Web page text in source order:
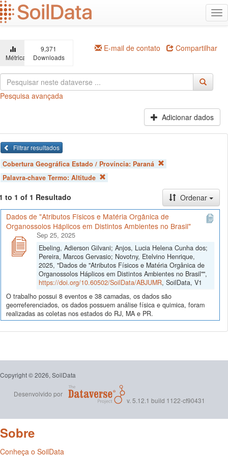
Ir
para
o
principal
Métricas
9,371
Downloads
E-mail de contato Compartilhar
Pesquisa avançada
Adicionar dados
Filtrar resultados
Cobertura Geográfica Estado / Província: Paraná
Palavra-chave Termo: Altitude
to 1 of 1 Resultado
Ordenar
Dados de "Atributos Físicos e Matéria Orgânica de
Organossolos Háplicos em Distintos Ambientes no Brasil"
Sep 25, 2025
Ebeling, Adierson Gilvani; Anjos, Lucia Helena Cunha dos;
Pereira, Marcos Gervasio; Novotny, Etelvino Henrique,
2025, "Dados de "Atributos Físicos e Matéria Orgânica de
Organossolos Háplicos em Distintos Ambientes no Brasil"",
https://doi.org/10.60502/SoilData/ABJUMR, SoilData, V1
O trabalho possui 8 eventos e 38 camadas, os dados são
georreferenciados, os dados possuem análise física e quimica, foram
realizadas as coletas nos estados do RJ, MA e PR.
Copyright © 2026, SoilData
Desenvolvido por
v. 5.12.1 build 1122-cf90431
Sobre
Conheça o SoilData